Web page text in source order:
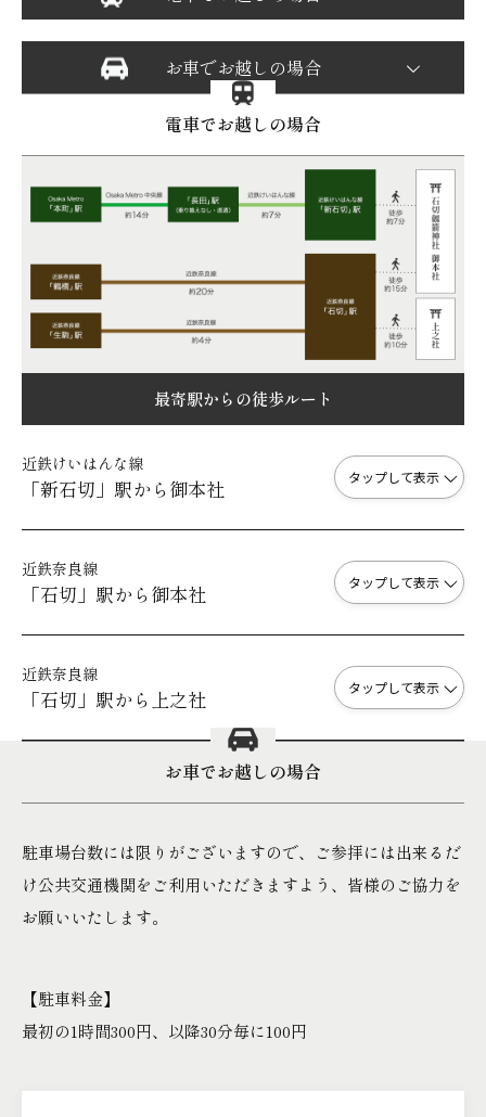
お車でお越しの場合
電車でお越しの場合
最寄駅からの徒歩ルート
近鉄けいはんな線
「新石切」駅から御本社 タップして表示
近鉄奈良線
「石切」駅から御本社 タップして表示
近鉄奈良線
「石切」駅から上之社 タップして表示
お車でお越しの場合
駐車場台数には限りがございますので、
ご参拝には出来るだ
け公共交通機関をご利用いただきますよう、皆様のご協力を
お願いいたします。
【駐車料金】
最初の1時間300円、以降30分毎に100円